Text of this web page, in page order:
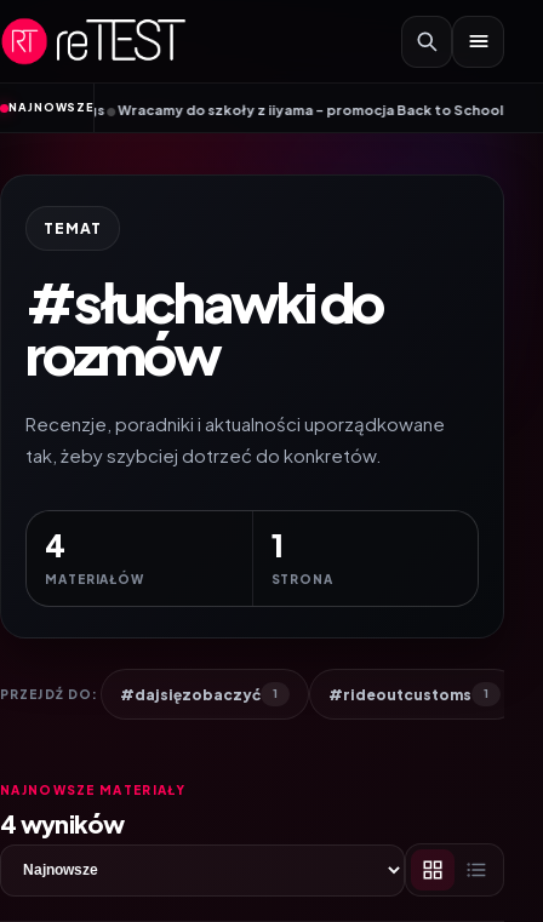
Przejdź do treści
NAJNOWSZE
•Wracamy do szkoły z iiyama – promocja Back to School na wybrane
TEMAT
#słuchawki do
rozmów
Recenzje, poradniki i aktualności uporządkowane
tak, żeby szybciej dotrzeć do konkretów.
4
MATERIAŁÓW
1
STRONA
PRZEJDŹ DO: #dajsięzobaczyć 1 #rideoutcustoms 1
NAJNOWSZE MATERIAŁY
4 wyników